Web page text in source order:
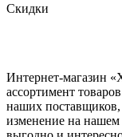
Скидки
Интернет-магазин
ассортимент
наших
изменение на